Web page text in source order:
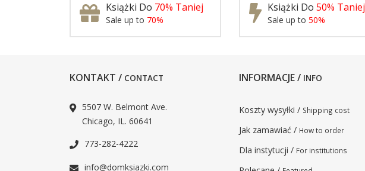
Książki Do 70% Taniej
Sale up to 70%
Książki Do 50% Taniej
Sale up to 50%
KONTAKT / CONTACT
5507 W. Belmont Ave.
Chicago, IL. 60641
773-282-4222
info@domksiazki.com
INFORMACJE / INFO
Koszty wysyłki / Shipping cost
Jak zamawiać / How to order
Dla instytucji / For institutions